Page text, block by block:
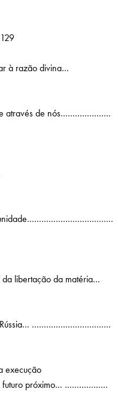
à razão divina…
através de nós…………………
libertação da matéria…
Rússia… ……………………………
execução
futuro próximo… ………………